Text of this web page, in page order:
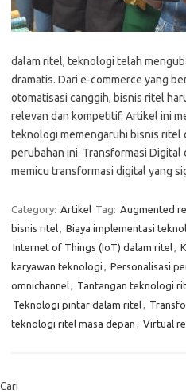
dalam ritel, teknologi telah
dramatis. Dari e-commerce yang
otomatisasi canggih, bisnis ritel
relevan dan kompetitif. Artikel ini
teknologi memengaruhi bisnis ritel
perubahan ini. Transformasi
memicu transformasi digital yang
Category: Artikel Tag: Augmented
bisnis ritel, Biaya implementasi
Internet of Things (IoT) dalam ritel,
karyawan teknologi , Personalisasi
omnichannel, Tantangan teknologi
Teknologi pintar dalam ritel,
teknologi ritel masa depan , Virtual
Cari